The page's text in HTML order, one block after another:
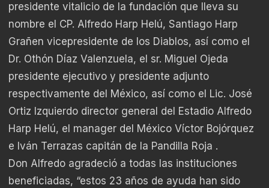
presidente vitalicio de la fundación que lleva su
nombre el CP. Alfredo Harp Helú, Santiago Harp
Grañen vicepresidente de los Diablos, así como el
Dr. Othón Díaz Valenzuela, el sr. Miguel Ojeda
presidente ejecutivo y presidente adjunto
respectivamente del México, así como el Lic. José
Ortiz Izquierdo director general del Estadio Alfredo
Harp Helú, el manager del México Víctor Bojórquez
e Iván Terrazas capitán de la Pandilla Roja .
Don Alfredo agradeció a todas las instituciones
beneficiadas, “estos 23 años de ayuda han sido